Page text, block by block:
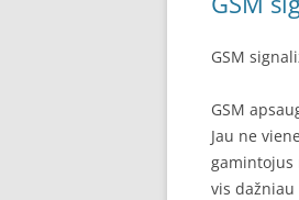
GSM
GSM
Jau ne
gamintojus
vis